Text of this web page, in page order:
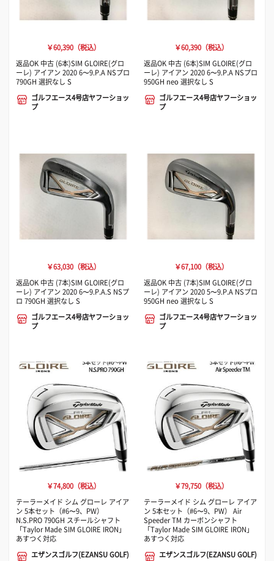
￥60,390（税込）
返品OK 中古 (6本)SIM GLOIRE(グロ
ーレ) アイアン 2020 6〜9.P.A NSプロ
790GH 選択なし S
ゴルフエース4号店ヤフーショッ
プ
￥60,390（税込）
返品OK 中古 (6本)SIM GLOIRE(グロ
ーレ) アイアン 2020 6〜9.P.A NSプロ
950GH neo 選択なし S
ゴルフエース4号店ヤフーショッ
プ
￥63,030（税込）
返品OK 中古 (7本)SIM GLOIRE(グロ
ーレ) アイアン 2020 6〜9.P.A.S NSプ
ロ 790GH 選択なし S
ゴルフエース4号店ヤフーショッ
プ
￥67,100（税込）
返品OK 中古 (7本)SIM GLOIRE(グロ
ーレ) アイアン 2020 5〜9.P.A NSプロ
950GH neo 選択なし S
ゴルフエース4号店ヤフーショッ
プ
￥74,800（税込）
テーラーメイド シム グローレ アイア
ン 5本セット（#6〜9、PW）
N.S.PRO 790GH スチールシャフト
「Taylor Made SIM GLOIRE IRON」
あすつく対応
エザンスゴルフ(EZANSU GOLF)
￥79,750（税込）
テーラーメイド シム グローレ アイア
ン 5本セット（#6〜9、PW） Air
Speeder TM カーボンシャフト
「Taylor Made SIM GLOIRE IRON」
あすつく対応
エザンスゴルフ(EZANSU GOLF)